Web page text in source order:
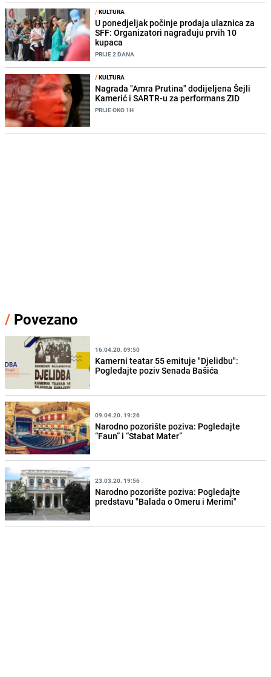
/KULTURA
U ponedjeljak počinje prodaja ulaznica za
SFF: Organizatori nagrađuju prvih 10
kupaca
PRIJE 2 DANA
/KULTURA
Nagrada "Amra Prutina" dodijeljena Šejli
Kamerić i SARTR-u za performans ZID
PRIJE OKO 1H
/ Povezano
16.04.20. 09:50
Kamerni teatar 55 emituje "Djelidbu":
Pogledajte poziv Senada Bašića
09.04.20. 19:26
Narodno pozorište poziva: Pogledajte
“Faun” i “Stabat Mater”
23.03.20. 19:56
Narodno pozorište poziva: Pogledajte
predstavu "Balada o Omeru i Merimi"